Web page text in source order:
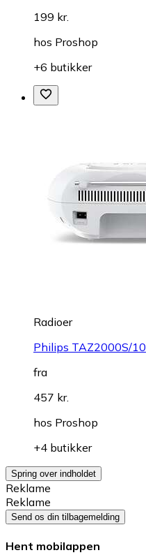
199 kr.
hos Proshop
+6 butikker
Radioer
Philips TAZ2000S/10
fra
457 kr.
hos Proshop
+4 butikker
Spring over indholdet
Reklame
Reklame
Send os din tilbagemelding
Hent mobilappen